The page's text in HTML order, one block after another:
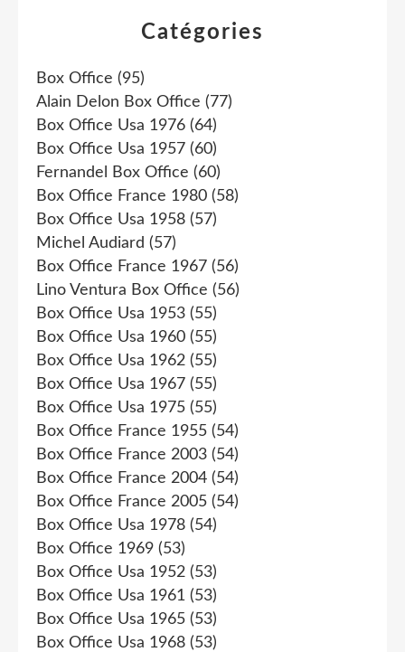
Catégories
Box Office (95)
Alain Delon Box Office (77)
Box Office Usa 1976 (64)
Box Office Usa 1957 (60)
Fernandel Box Office (60)
Box Office France 1980 (58)
Box Office Usa 1958 (57)
Michel Audiard (57)
Box Office France 1967 (56)
Lino Ventura Box Office (56)
Box Office Usa 1953 (55)
Box Office Usa 1960 (55)
Box Office Usa 1962 (55)
Box Office Usa 1967 (55)
Box Office Usa 1975 (55)
Box Office France 1955 (54)
Box Office France 2003 (54)
Box Office France 2004 (54)
Box Office France 2005 (54)
Box Office Usa 1978 (54)
Box Office 1969 (53)
Box Office Usa 1952 (53)
Box Office Usa 1961 (53)
Box Office Usa 1965 (53)
Box Office Usa 1968 (53)